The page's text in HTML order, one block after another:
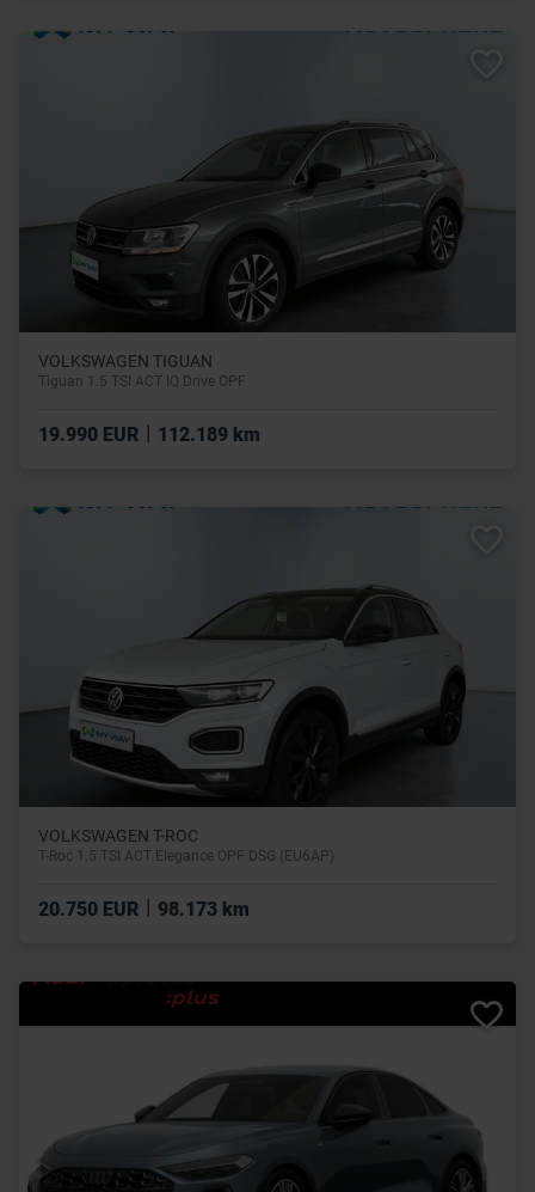
VOLKSWAGEN TIGUAN
Tiguan 1.5 TSI ACT IQ.Drive OPF
19.990 EUR | 112.189 km
VOLKSWAGEN T-ROC
T-Roc 1.5 TSI ACT Elegance OPF DSG (EU6AP)
20.750 EUR 98.173 km